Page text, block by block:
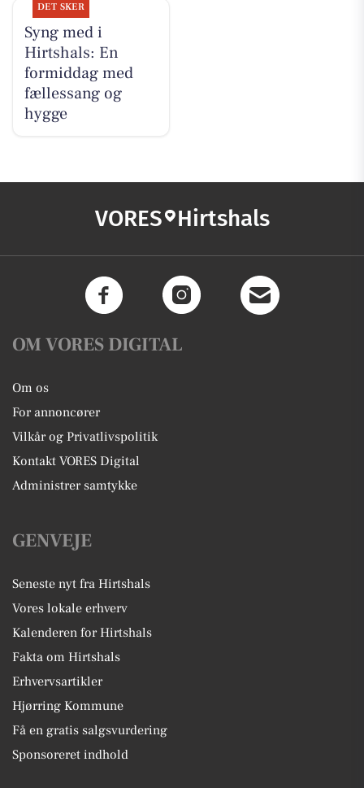
DET SKER
Syng med i
Hirtshals: En
formiddag med
fællessang og
hygge
VORES Hirtshals
OM VORES DIGITAL
Om os
For annoncører
Vilkår og Privatlivspolitik
Kontakt VORES Digital
Administrer samtykke
GENVEJE
Seneste nyt fra Hirtshals
Vores lokale erhverv
Kalenderen for Hirtshals
Fakta om Hirtshals
Erhvervsartikler
Hjørring Kommune
Få en gratis salgsvurdering
Sponsoreret indhold